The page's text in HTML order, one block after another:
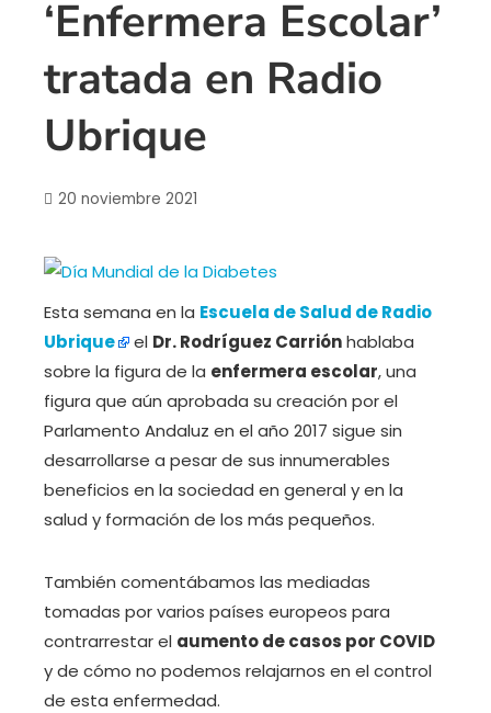
‘Enfermera Escolar’
tratada en Radio
Ubrique
20 noviembre 2021
Esta semana en la Escuela de Salud de Radio
Ubrique
el Dr. Rodríguez Carriónhablaba
sobre la figura de la enfermera escolar, una
figura que aún aprobada su creación por el
Parlamento Andaluz en el año 2017 sigue sin
desarrollarse a pesar de sus innumerables
beneficios en la sociedad en general y en la
salud y formación de los más pequeños.
También comentábamos las mediadas
tomadas por varios países europeos para
contrarrestar el aumento de casos por COVID
y de cómo no podemos relajarnos en el control
de esta enfermedad.